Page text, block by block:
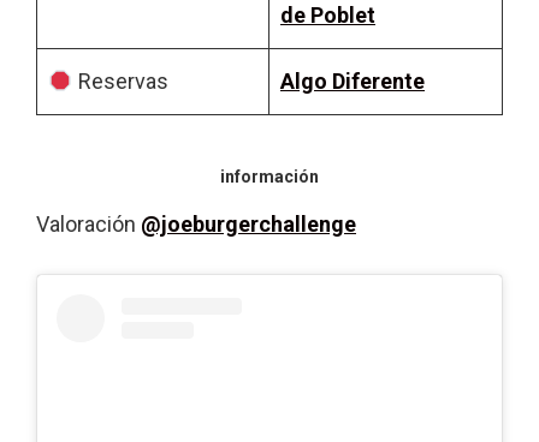
de Poblet
Reservas Algo Diferente
información
Valoración @joeburgerchallenge